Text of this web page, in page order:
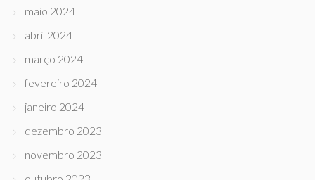
maio 2024
abril 2024
março 2024
fevereiro 2024
janeiro 2024
dezembro 2023
novembro 2023